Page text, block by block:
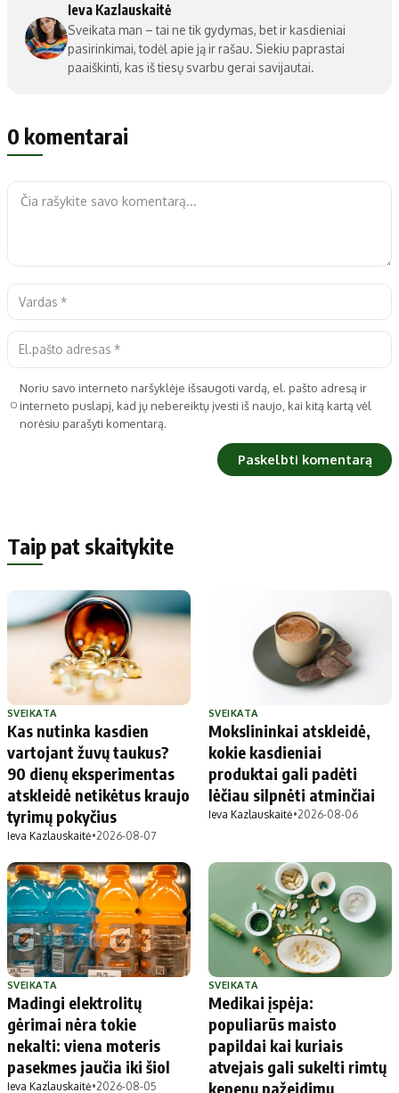
Ieva Kazlauskaitė
Sveikata man – tai ne tik gydymas, bet ir kasdieniai
pasirinkimai, todėl apie ją ir rašau. Siekiu paprastai
paaiškinti, kas iš tiesų svarbu gerai savijautai.
0 komentarai
Noriu savo interneto naršyklėje išsaugoti vardą, el. pašto adresą ir
interneto puslapį, kad jų nebereiktų įvesti iš naujo, kai kitą kartą vėl
norėsiu parašyti komentarą.
Taip pat skaitykite
SVEIKATA
Kas nutinka kasdien
vartojant žuvų taukus?
90 dienų eksperimentas
atskleidė netikėtus kraujo
tyrimų pokyčius
Ieva Kazlauskaitė•2026-08-07
SVEIKATA
Mokslininkai atskleidė,
kokie kasdieniai
produktai gali padėti
lėčiau silpnėti atminčiai
Ieva Kazlauskaitė•2026-08-06
SVEIKATA
Madingi elektrolitų
gėrimai nėra tokie
nekalti: viena moteris
pasekmes jaučia iki šiol
Ieva Kazlauskaitė•2026-08-05
SVEIKATA
Medikai įspėja:
populiarūs maisto
papildai kai kuriais
atvejais gali sukelti rimtų
kepenų pažeidimų